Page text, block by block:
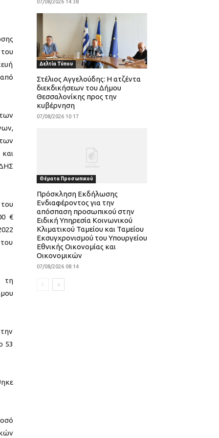
€
τη
53
07/08/2026 14:38
Δελτία Τύπου
Στέλιος Αγγελούδης: Η ατζέντα
διεκδικήσεων του Δήμου
Θεσσαλονίκης προς την
κυβέρνηση
07/08/2026 10:17
Θέματα Προσωπικού
Πρόσκληση Εκδήλωσης
Ενδιαφέροντος για την
απόσπαση προσωπικού στην
Ειδική Υπηρεσία Κοινωνικού
Κλιματικού Ταμείου και Ταμείου
Εκσυγχρονισμού του Υπουργείου
Εθνικής Οικονομίας και
Οικονομικών
07/08/2026 08:14